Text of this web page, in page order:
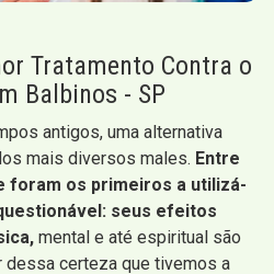
Tratamento Contra o
Balbinos - SP
antigos, uma alternativa
mais diversos males. Entre
foram os primeiros a utilizá-
seus efeitos
mental e até espiritual são
dessa certeza que tivemos a